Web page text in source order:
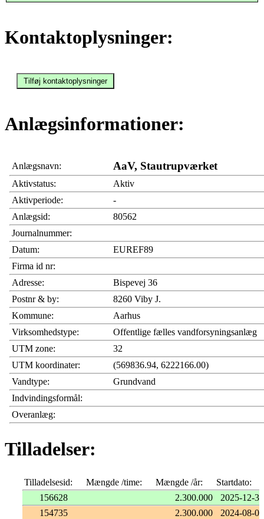
Kontaktoplysninger:
Anlægsinformationer:
Anlægsnavn: AaV, Stautrupværket
Aktivstatus:
Aktiv
Aktivperiode:
-
Anlægsid:
80562
Journalnummer:
Datum:
EUREF89
Firma id nr:
Adresse:
Bispevej 36
Postnr & by:
8260 Viby J.
Kommune:
Aarhus
Virksomhedstype:
Offentlige fælles vandforsyningsanlæg
UTM zone:
32
UTM koordinater:
(569836.94, 6222166.00)
Vandtype:
Grundvand
Indvindingsformål:
Overanlæg:
Tilladelser:
Tilladelsesid: Mængde /time: Mængde /år:
Startdato:
156628
2.300.000
2025-12-31
154735
2.300.000
2024-08-02